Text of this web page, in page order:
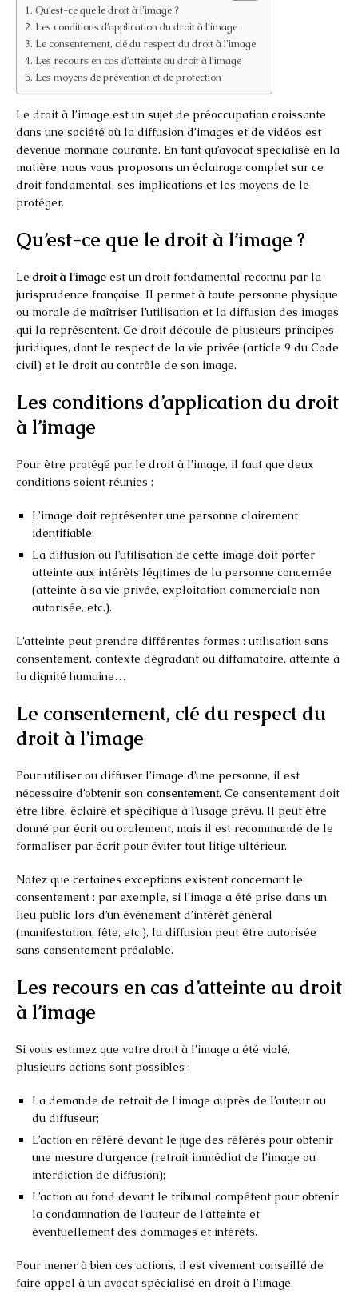
Qu’est-ce que le droit à l’image ?
Les conditions d’application du droit à l’image
Le consentement, clé du respect du droit à l’image
Les recours en cas d’atteinte au droit à l’image
Les moyens de prévention et de protection
Le droit à l’image est un sujet de préoccupation croissante
dans une société où la diffusion d’images et de vidéos est
devenue monnaie courante. En tant qu’avocat spécialisé en la
matière, nous vous proposons un éclairage complet sur ce
droit fondamental, ses implications et les moyens de le
protéger.
Qu’est-ce que le droit à l’image ?
Le droit à l’image est un droit fondamental reconnu par la
jurisprudence française. Il permet à toute personne physique
ou morale de maîtriser l’utilisation et la diffusion des images
qui la représentent. Ce droit découle de plusieurs principes
juridiques, dont le respect de la vie privée (article 9 du Code
civil) et le droit au contrôle de son image.
Les conditions d’application du droit
à l’image
Pour être protégé par le droit à l’image, il faut que deux
conditions soient réunies :
L’image doit représenter une personne clairement
identifiable;
La diffusion ou l’utilisation de cette image doit porter
atteinte aux intérêts légitimes de la personne concernée
(atteinte à sa vie privée, exploitation commerciale non
autorisée, etc.).
L’atteinte peut prendre différentes formes : utilisation sans
consentement, contexte dégradant ou diffamatoire, atteinte à
la dignité humaine…
Le consentement, clé du respect du
droit à l’image
Pour utiliser ou diffuser l’image d’une personne, il est
nécessaire d’obtenir son consentement. Ce consentement doit
être libre, éclairé et spécifique à l’usage prévu. Il peut être
donné par écrit ou oralement, mais il est recommandé de le
formaliser par écrit pour éviter tout litige ultérieur.
Notez que certaines exceptions existent concernant le
consentement : par exemple, si l’image a été prise dans un
lieu public lors d’un événement d’intérêt général
(manifestation, fête, etc.), la diffusion peut être autorisée
sans consentement préalable.
Les recours en cas d’atteinte au droit
à l’image
Si vous estimez que votre droit à l’image a été violé,
plusieurs actions sont possibles :
La demande de retrait de l’image auprès de l’auteur ou
du diffuseur;
L’action en référé devant le juge des référés pour obtenir
une mesure d’urgence (retrait immédiat de l’image ou
interdiction de diffusion);
L’action au fond devant le tribunal compétent pour obtenir
la condamnation de l’auteur de l’atteinte et
éventuellement des dommages et intérêts.
Pour mener à bien ces actions, il est vivement conseillé de
faire appel à un avocat spécialisé en droit à l’image.